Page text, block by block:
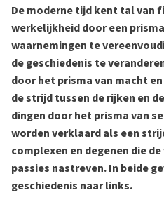
De moderne tijd kent tal van
werkelijkheid door een
waarnemingen te
de geschiedenis te
door het prisma van macht
de strijd tussen de rijken en
dingen door het prisma van
worden verklaard als een
complexen en degenen die
passies nastreven. In beide
geschiedenis naar links.